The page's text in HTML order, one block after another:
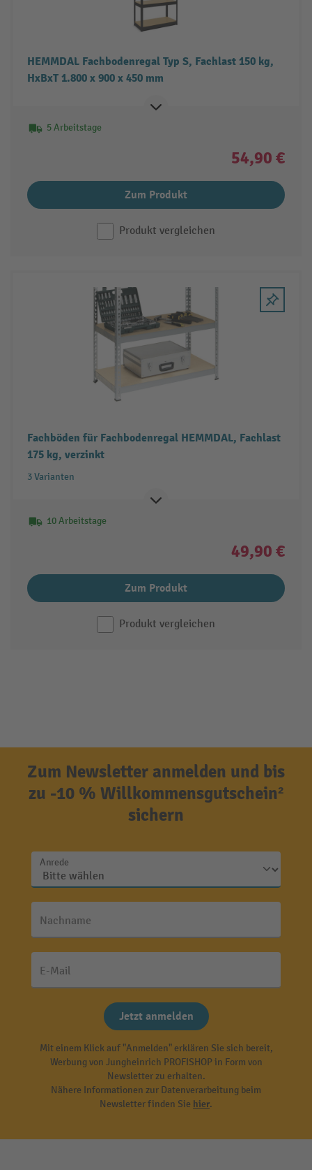
HEMMDAL Fachbodenregal Typ S, Fachlast 150 kg,
HxBxT 1.800 x 900 x 450 mm
5 Arbeitstage
54,90 €
Zum Produkt
Produkt vergleichen
Fachböden für Fachbodenregal HEMMDAL, Fachlast
175 kg, verzinkt
3 Varianten
10 Arbeitstage
49,90 €
Zum Produkt
Produkt vergleichen
Zum Newsletter anmelden und bis
zu -10 % Willkommensgutschein²
sichern
Anrede
Nachname
E-Mail
Jetzt anmelden
Mit einem Klick auf "Anmelden" erklären Sie sich bereit,
Werbung von Jungheinrich PROFISHOP in Form von
Newsletter zu erhalten.
Nähere Informationen zur Datenverarbeitung beim
Newsletter finden Sie hier.